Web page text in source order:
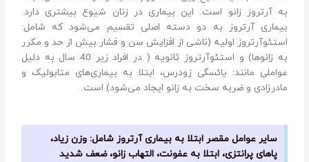
به آرتروز زانو است. این بیماری در زنان شیوع بیشتری دارد.
بیماری آرتروز به دو دسته اصلی تقسیم می‌شود که شامل:
استئوآرتروز اولیه (ناشی از افزایش سن و فشار بیش از حد و مکرر
به زانوها) و استئوآرتروز ثانویه ( در افراد زیر 40 سال به دلیل
عواملی مانند: یائسگی زودرس، ابتلا به بیماری‌های متابولیک و
مادرزادی و ضربه سخت به زانو ایجاد می‌شود) است.
سایر عوامل مقصر ابتلا به بیماری آرتروز شامل: وزن زیاد،
پاهای پرانتزی، ابتلا به عفونت، التهاب زانو، ضعف شدید